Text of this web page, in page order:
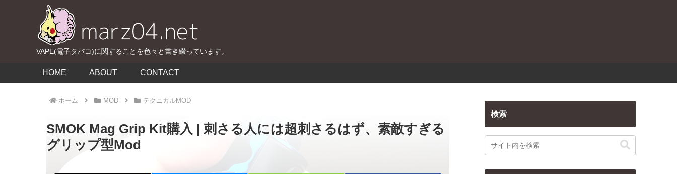
VAPE(電子タバコ)に関することを色々と書き綴っています。
HOME ABOUT CONTACT
ホーム MOD テクニカルMOD
SMOK Mag Grip Kit購入 | 刺さる人には超刺さるはず、素敵すぎる
グリップ型Mod
検索